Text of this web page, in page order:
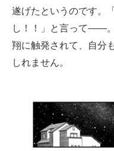
遂げたというのです。
し！！」と言って――
翔に触発されて、自分
しれません。